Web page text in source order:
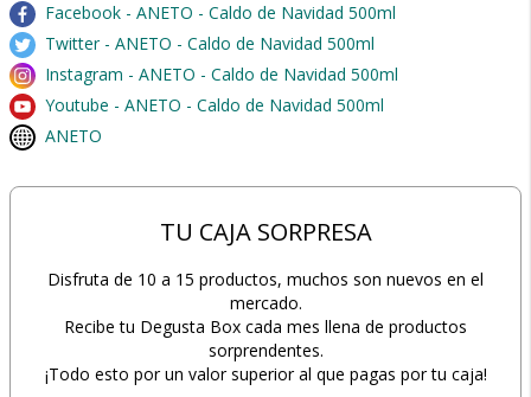
Facebook - ANETO - Caldo de Navidad 500ml
Twitter - ANETO - Caldo de Navidad 500ml
Instagram - ANETO - Caldo de Navidad 500ml
Youtube - ANETO - Caldo de Navidad 500ml
ANETO
TU CAJA SORPRESA
Disfruta de 10 a 15 productos, muchos son nuevos en el
mercado.
Recibe tu Degusta Box cada mes llena de productos
sorprendentes.
¡Todo esto por un valor superior al que pagas por tu caja!